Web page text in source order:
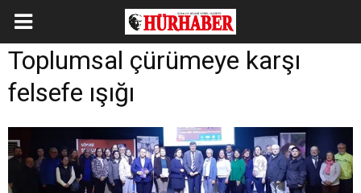
Toplumsal çürümeye karşı
felsefe ışığı